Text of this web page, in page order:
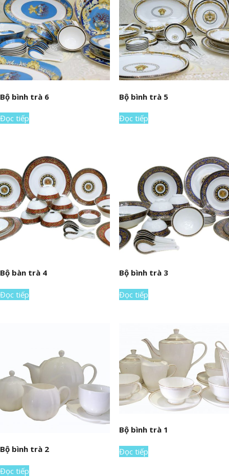
Bộ bình trà 6
Đọc tiếp
Bộ bình trà 5
Đọc tiếp
Bộ bàn trà 4
Đọc tiếp
Bộ bình trà 3
Đọc tiếp
Bộ bình trà 2
Đọc tiếp
Bộ bình trà 1
Đọc tiếp